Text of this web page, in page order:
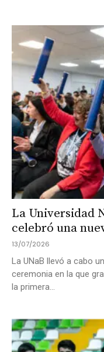
La Universidad
celebró una
13/07/2026
La UNaB llevó a cabo
ceremonia en la que
la primera...